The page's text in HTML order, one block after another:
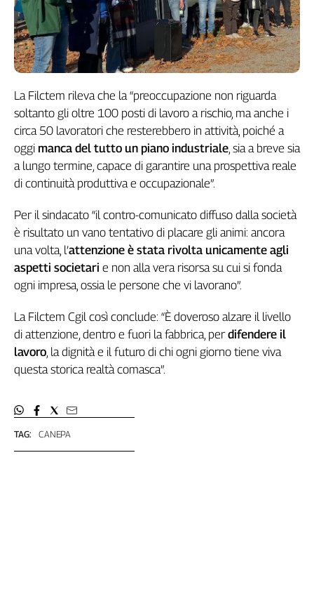
nel
Lavoro
Territori
Abruzzo-
Molise
Alto
Basilicata
Calabria
Campania
Romagna
Friuli
Giulia
Lazio
Liguria
Lombardia
Marche
Piemonte
Puglia
Sicilia
Trentino
TAG: CANEPA
La Filctem rileva che la “preoccupazione non riguarda
soltanto gli oltre 100 posti di lavoro a rischio, ma anche i
circa 50 lavoratori che resterebbero in attività, poiché a
oggi manca del tutto un piano industriale, sia a breve sia
a lungo termine, capace di garantire una prospettiva reale
di continuità produttiva e occupazionale”.
Per il sindacato “il contro-comunicato diffuso dalla società
è risultato un vano tentativo di placare gli animi: ancora
una volta, l’attenzione è stata rivolta unicamente agli
aspetti societari e non alla vera risorsa su cui si fonda
ogni impresa, ossia le persone che vi lavorano”.
La Filctem Cgil così conclude: “È doveroso alzare il livello
di attenzione, dentro e fuori la fabbrica, perdifendere il
lavoro, la dignità e il futuro di chi ogni giorno tiene viva
questa storica realtà comasca”.